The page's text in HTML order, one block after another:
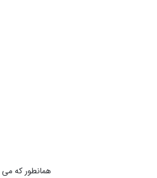
همانطور که می